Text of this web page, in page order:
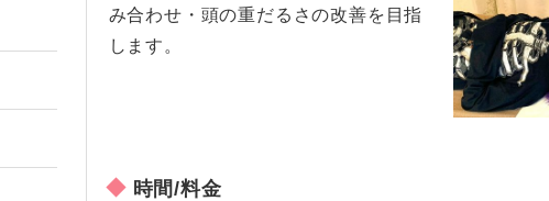
み合わせ・頭の重だるさの改善を目指
します。
時間/料金